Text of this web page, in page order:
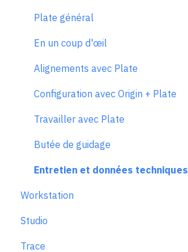
Le mode scan
Le mode dessiner
Extensions
Le mode fraiser
Principes et techniques de fraisage
Problèmes de fraisage
Messages d'erreur
Trucs et astuces
FAQ sur Origin
FAQ sur l'utilisation
Réglages avant le fraisage
Réglages pendant le fraisage
Dépannage de BenchPilot
Plate général
En un coup d'œil
Alignements avec Plate
Configuration avec Origin + Plate
Travailler avec Plate
Butée de guidage
Entretien et données techniques
Workstation
En savoir plus
Studio
Utiliser Studio
Trace